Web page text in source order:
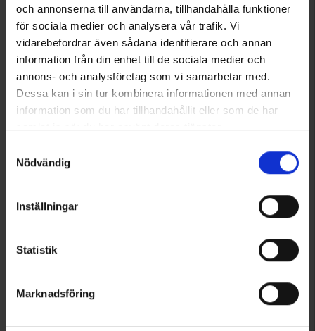
och annonserna till användarna, tillhandahålla funktioner
för sociala medier och analysera vår trafik. Vi
vidarebefordrar även sådana identifierare och annan
information från din enhet till de sociala medier och
annons- och analysföretag som vi samarbetar med.
Dessa kan i sin tur kombinera informationen med annan
information som du har tillhandahållit eller som de har
samlat in när du har använt deras tjänster.
Nödvändig
Inställningar
Statistik
Marknadsföring
Nätsko Skälvik Svart
249 kr 499 kr
Betyg: 4.3 utav 5 stjärnor
Nätsko Skälvik Blå
249 kr 499 kr
Betyg: 4.3 utav 5 stjärnor
Fritidsshorts Lindö Herr Linnebyxa med benficka Dam